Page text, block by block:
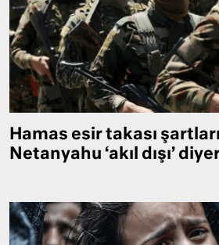
Hamas esir takası
Netanyahu ‘akıl dışı’